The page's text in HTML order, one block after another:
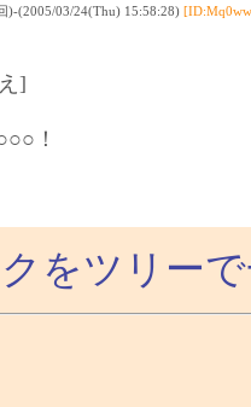
)-(2005/03/24(Thu) 15:58:28)
え]
！
をツリー